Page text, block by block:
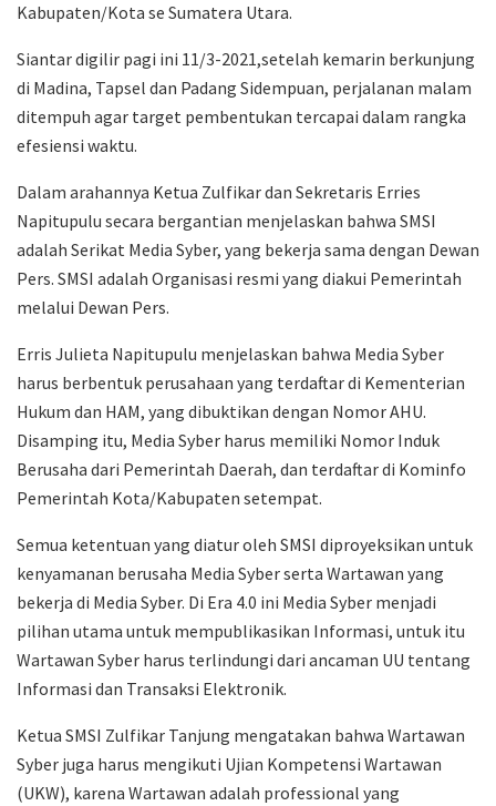
Kabupaten/Kota se Sumatera Utara.
Siantar digilir pagi ini 11/3-2021,setelah kemarin berkunjung
di Madina, Tapsel dan Padang Sidempuan, perjalanan malam
ditempuh agar target pembentukan tercapai dalam rangka
efesiensi waktu.
Dalam arahannya Ketua Zulfikar dan Sekretaris Erries
Napitupulu secara bergantian menjelaskan bahwa SMSI
adalah Serikat Media Syber, yang bekerja sama dengan Dewan
Pers. SMSI adalah Organisasi resmi yang diakui Pemerintah
melalui Dewan Pers.
Erris Julieta Napitupulu menjelaskan bahwa Media Syber
harus berbentuk perusahaan yang terdaftar di Kementerian
Hukum dan HAM, yang dibuktikan dengan Nomor AHU.
Disamping itu, Media Syber harus memiliki Nomor Induk
Berusaha dari Pemerintah Daerah, dan terdaftar di Kominfo
Pemerintah Kota/Kabupaten setempat.
Semua ketentuan yang diatur oleh SMSI diproyeksikan untuk
kenyamanan berusaha Media Syber serta Wartawan yang
bekerja di Media Syber. Di Era 4.0 ini Media Syber menjadi
pilihan utama untuk mempublikasikan Informasi, untuk itu
Wartawan Syber harus terlindungi dari ancaman UU tentang
Informasi dan Transaksi Elektronik.
Ketua SMSI Zulfikar Tanjung mengatakan bahwa Wartawan
Syber juga harus mengikuti Ujian Kompetensi Wartawan
(UKW), karena Wartawan adalah professional yang